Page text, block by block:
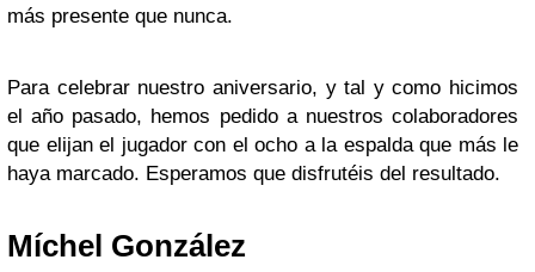
más presente que nunca.
Para celebrar nuestro aniversario, y tal y como hicimos
el año pasado, hemos pedido a nuestros colaboradores
que elijan el jugador con el ocho a la espalda que más le
haya marcado. Esperamos que disfrutéis del resultado.
Míchel González